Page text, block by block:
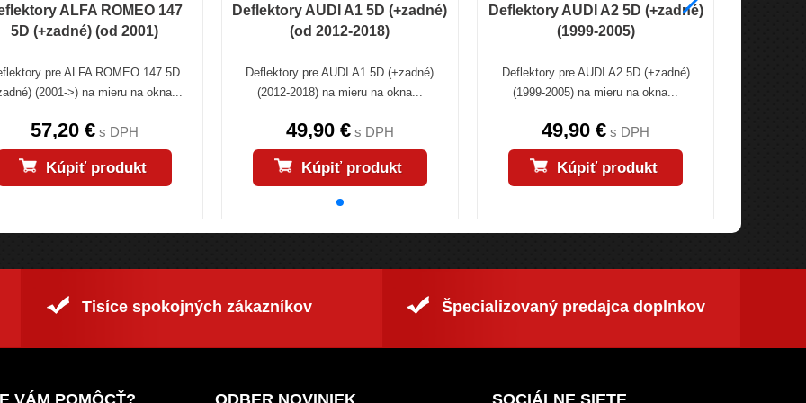
ALFA ROMEO 147
5D (+zadné) (od 2001)
pre ALFA ROMEO 147 5D
(2001->) na mieru na okna...
57,20 €s DPH
Kúpiť produkt
Deflektory AUDI A1 5D (+zadné)
(od 2012-2018)
Deflektory pre AUDI A1 5D (+zadné)
(2012-2018) na mieru na okna...
49,90 €s DPH
Kúpiť produkt
Deflektory AUDI A2 5D (+zadné)
(1999-2005)
Deflektory pre AUDI A2 5D (+zadné)
(1999-2005) na mieru na okna...
49,90 € s DPH
Kúpiť produkt
Tisíce spokojných zákazníkov Špecializovaný predajca doplnkov
VÁM POMÔCŤ? ODBER NOVINIEK SOCIÁLNE SIETE